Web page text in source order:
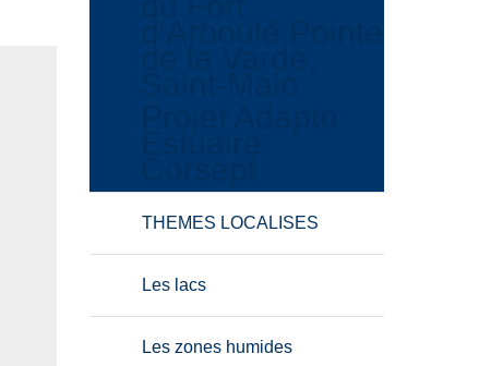
THEMES LOCALISES
Les lacs
Les zones humides